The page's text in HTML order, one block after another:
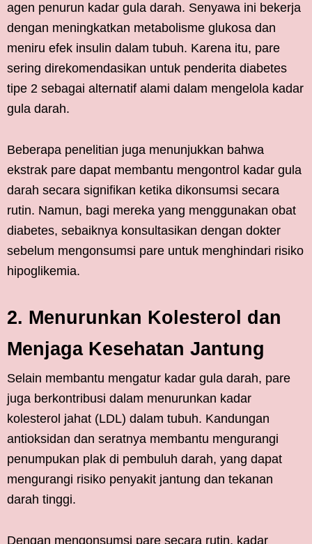
agen penurun kadar gula darah. Senyawa ini bekerja
dengan meningkatkan metabolisme glukosa dan
meniru efek insulin dalam tubuh. Karena itu, pare
sering direkomendasikan untuk penderita diabetes
tipe 2 sebagai alternatif alami dalam mengelola kadar
gula darah.
Beberapa penelitian juga menunjukkan bahwa
ekstrak pare dapat membantu mengontrol kadar gula
darah secara signifikan ketika dikonsumsi secara
rutin. Namun, bagi mereka yang menggunakan obat
diabetes, sebaiknya konsultasikan dengan dokter
sebelum mengonsumsi pare untuk menghindari risiko
hipoglikemia.
2. Menurunkan Kolesterol dan
Menjaga Kesehatan Jantung
Selain membantu mengatur kadar gula darah, pare
juga berkontribusi dalam menurunkan kadar
kolesterol jahat (LDL) dalam tubuh. Kandungan
antioksidan dan seratnya membantu mengurangi
penumpukan plak di pembuluh darah, yang dapat
mengurangi risiko penyakit jantung dan tekanan
darah tinggi.
Dengan mengonsumsi pare secara rutin, kadar